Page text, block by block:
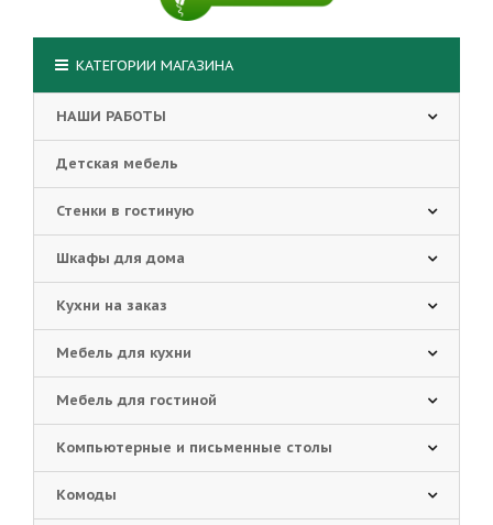
КАТЕГОРИИ МАГАЗИНА
НАШИ РАБОТЫ
Детская мебель
Стенки в гостиную
Шкафы для дома
Кухни на заказ
Мебель для кухни
Мебель для гостиной
Компьютерные и письменные столы
Комоды